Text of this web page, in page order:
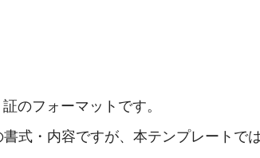
のフォーマットです。
書式・内容ですが、本テンプレートで